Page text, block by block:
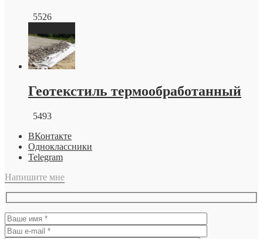
5526
Геотекстиль термообработанный
5493
ВКонтакте
Одноклассники
Telegram
Напишите мне